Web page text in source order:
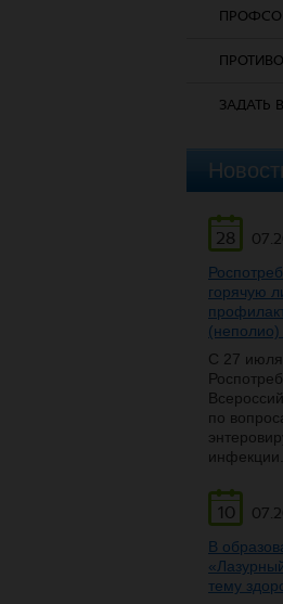
ЗАДАТЬ
28
горячую
С 27 июля
по
инфекции.
10
В
тему